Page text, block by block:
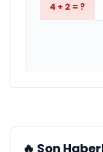
4 + 2 = ?
🔥 Son